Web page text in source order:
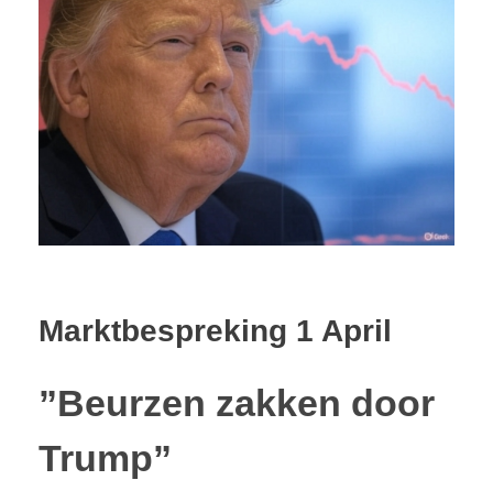
CONTACT
Marktbespreking 1 April
”Beurzen zakken door
Trump”